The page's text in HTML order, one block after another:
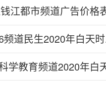
江都市频道广告价格
频道民生2020年白天
学教育频道2020年白